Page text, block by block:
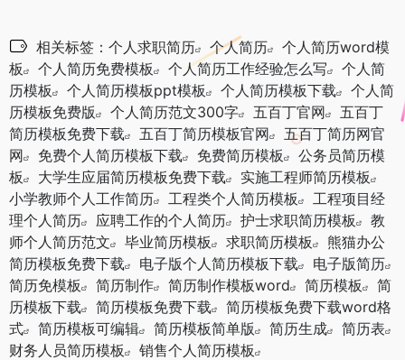
相关标签： 个人求职简历 个人简历
个人简历word模
板
个人简历免费模板 个人简历工作经验怎么写
个人简
历模板
个人简历模板ppt模板 个人简历模板下载
个人简
历模板免费版
个人简历范文300字 五百丁官网
五百丁
简历模板免费下载
五百丁简历模板官网
五百丁简历网官
网
免费个人简历模板下载 免费简历模板
公务员简历模
板
大学生应届简历模板免费下载
实施工程师简历模板
小学教师个人工作简历
工程类个人简历模板
工程项目经
理个人简历
应聘工作的个人简历 护士求职简历模板
教
师个人简历范文
毕业简历模板 求职简历模板
熊猫办公
简历模板免费下载
电子版个人简历模板下载
电子版简历
简历免模板
简历制作 简历制作模板word 简历模板
简
历模板下载
简历模板免费下载
简历模板免费下载word格
式
简历模板可编辑 简历模板简单版 简历生成
简历表
财务人员简历模板
销售个人简历模板